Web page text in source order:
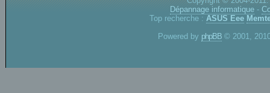
Dépannage informatique -
Top recherche : ASUS Eee
Powered by phpBB © 2001,